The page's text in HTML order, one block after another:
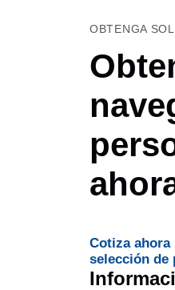
OBTENGA
Cotiza
selección de